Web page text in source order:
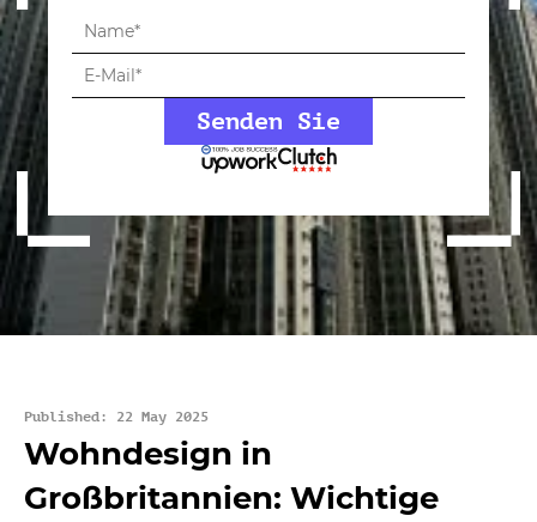
Published: 22 May 2025
Wohndesign in
Großbritannien: Wichtige